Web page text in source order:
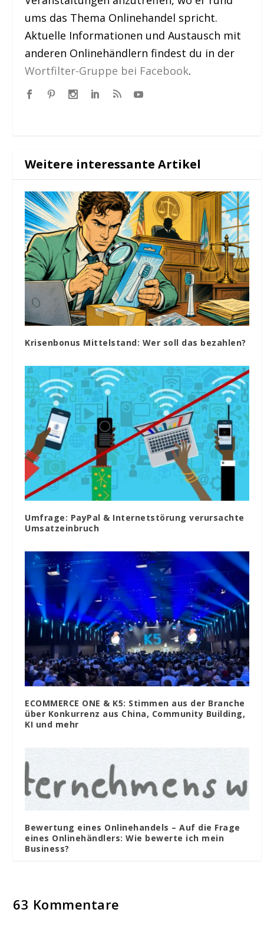
ums das Thema Onlinehandel spricht.
Aktuelle Informationen und Austausch mit
anderen Onlinehändlern findest du in der
Wortfilter-Gruppe bei Facebook.
Weitere interessante Artikel
Krisenbonus Mittelstand: Wer soll das bezahlen?
Umfrage: PayPal & Internetstörung verursachte
Umsatzeinbruch
ECOMMERCE ONE & K5: Stimmen aus der Branche
über Konkurrenz aus China, Community Building,
KI und mehr
Bewertung eines Onlinehandels – Auf die Frage
eines Onlinehändlers: Wie bewerte ich mein
Business?
63 Kommentare